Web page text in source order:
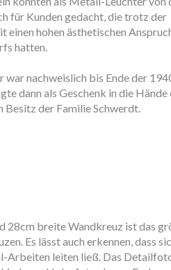
für Kunden gedacht, die trotz der
hohen ästhetischen
hatten.
war nachweislich bis Ende der
dann als Geschenk in die
Besitz der Familie Schwerdt.
28cm breite Wandkreuz ist das
Es lässt auch erkennen, dass
Arbeiten leiten ließ. Das